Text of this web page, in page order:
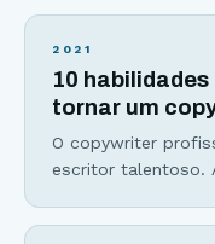
de alta qualidade.
desejo. O ideal é
2021
10
tornar um
O copywriter
escritor talentoso.
verdadeiras por